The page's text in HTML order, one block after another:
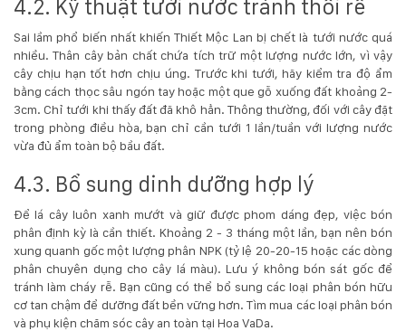
4.2. Kỹ thuật tưới nước tránh thối rễ
Sai lầm phổ biến nhất khiến Thiết Mộc Lan bị chết là tưới nước quá
nhiều. Thân cây bản chất chứa tích trữ một lượng nước lớn, vì vậy
cây chịu hạn tốt hơn chịu úng. Trước khi tưới, hãy kiểm tra độ ẩm
bằng cách thọc sâu ngón tay hoặc một que gỗ xuống đất khoảng 2-
3cm. Chỉ tưới khi thấy đất đã khô hẳn. Thông thường, đối với cây đặt
trong phòng điều hòa, bạn chỉ cần tưới 1 lần/tuần với lượng nước
vừa đủ ẩm toàn bộ bầu đất.
4.3. Bổ sung dinh dưỡng hợp lý
Để lá cây luôn xanh mướt và giữ được phom dáng đẹp, việc bón
phân định kỳ là cần thiết. Khoảng 2 - 3 tháng một lần, bạn nên bón
xung quanh gốc một lượng phân NPK (tỷ lệ 20-20-15 hoặc các dòng
phân chuyên dụng cho cây lá màu). Lưu ý không bón sát gốc để
tránh làm cháy rễ. Bạn cũng có thể bổ sung các loại phân bón hữu
cơ tan chậm để dưỡng đất bền vững hơn. Tìm mua các loại phân bón
và phụ kiện chăm sóc cây an toàn tại Hoa VaDa.